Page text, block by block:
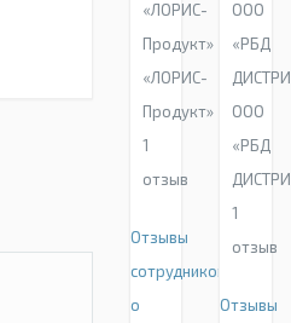
«ЛОРИС-
Продукт»
1
отзыв
Отзывы
сотрудников
о
ООО
«РБД
1
отзыв
Отзывы